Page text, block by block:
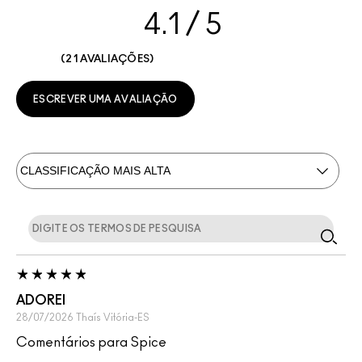
4.1
21 AVALIAÇÕES
ESCREVER UMA AVALIAÇÃO
ADOREI
28/07/2026 Thaís Vitória-ES
Comentários para Spice